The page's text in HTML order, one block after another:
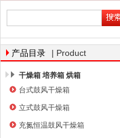
上海右一仪器有限公司
产品目录 | Product
干燥箱 培养箱 烘箱
台式鼓风干燥箱
立式鼓风干燥箱
充氮恒温鼓风干燥箱